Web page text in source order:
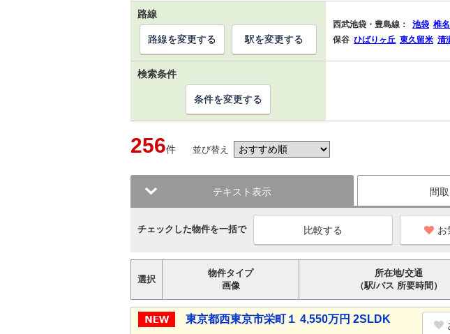
路線
西武池袋・豊島線： 池袋 椎
保谷 ひばりヶ丘 東久留米 清
路線を変更する 駅を変更する
検索条件
条件を変更する
256件 並び替え
テキスト表示 間
チェックした物件を一括で お
選択
物件タイプ
画像
所在地/交通
（駅/バス 所要時間）
東京都西東京市栄町１ 4,550万円 2SLDK